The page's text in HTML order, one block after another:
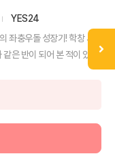
YES24
좌충우돌 성장기! 학창 시
은 반이 되어 본 적이 있...